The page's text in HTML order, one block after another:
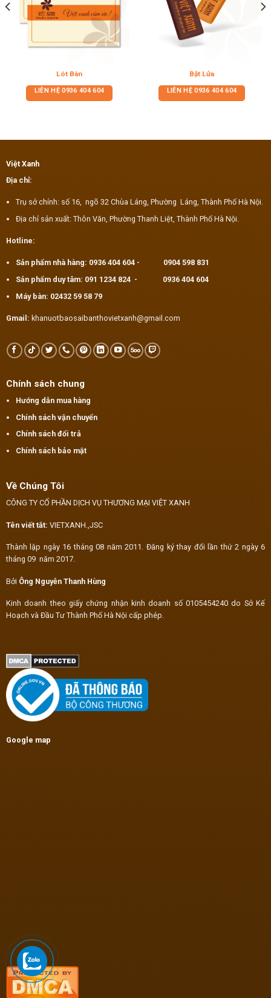
Lót Bàn
LIÊN HỆ0936 404 604
Bật Lửa
LIÊN HỆ0936 404 604
Việt Xanh
Địa chỉ:
Trụ sở chính: số 16, ngõ 32 Chùa Láng, Phường Láng, Thành Phố Hà Nội.
Địa chỉ sản xuất: Thôn Văn, Phường Thanh Liệt, Thành Phố Hà Nội.
Hotline:
Sản phẩm nhà hàng: 0936 404 604- 0904 598 831
Sản phẩm duy tâm: 091 1234 824 -
0936 404 604
Máy bàn: 02432 59 58 79
Gmail: khanuotbaosaibanthovietxanh@gmail.com
Chính sách chung
Hướng dẫn mua hàng
Chính sách vận chuyển
Chính sách đổi trả
Chính sách bảo mật
Về Chúng Tôi
CÔNG TY CỔ PHẦN DỊCH VỤ THƯƠNG MẠI VIỆT XANH
Tên viết tắt: VIETXANH.,JSC
Thành lập ngày 16 tháng 08 năm 2011. Đăng ký thay đổi lần thứ 2 ngày 6
tháng 09 năm 2017.
Bởi Ông Nguyễn Thanh Hùng
Kinh doanh theo giấy chứng nhận kinh doanh số 0105454240 do Sở Kế
Hoạch và Đầu Tư Thành Phố Hà Nội cấp phép.
Google map